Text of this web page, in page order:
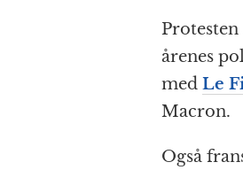
årenes
med Le
Macron.
Også